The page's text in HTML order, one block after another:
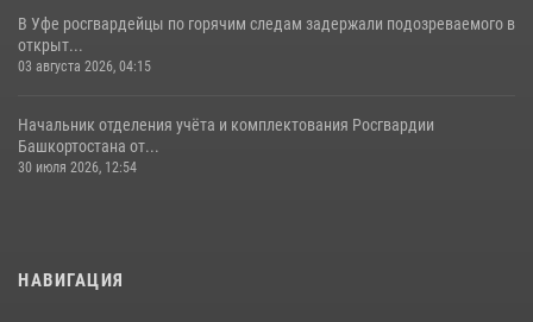
В Уфе росгвардейцы по горячим следам задержали подозреваемого в
открыт...
03 августа 2026, 04:15
Начальник отделения учёта и комплектования Росгвардии
Башкортостана от...
30 июля 2026, 12:54
НАВИГАЦИЯ